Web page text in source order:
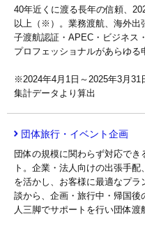
40年近くに渡る長年の信頼、
以上（※）。業務渡航、海外出
子渡航認証・APEC・ビジネス
プロフェッショナルがあらゆる
※2024年4月1日～2025年3月
集計データより算出
団体旅行・イベント企画
団体の規模に関わらず対応で
ト。企業・法人向けの出張手
を活かし、お客様に最適なプ
談から、企画・旅行中・帰国
人三脚でサポートを行い団体渡